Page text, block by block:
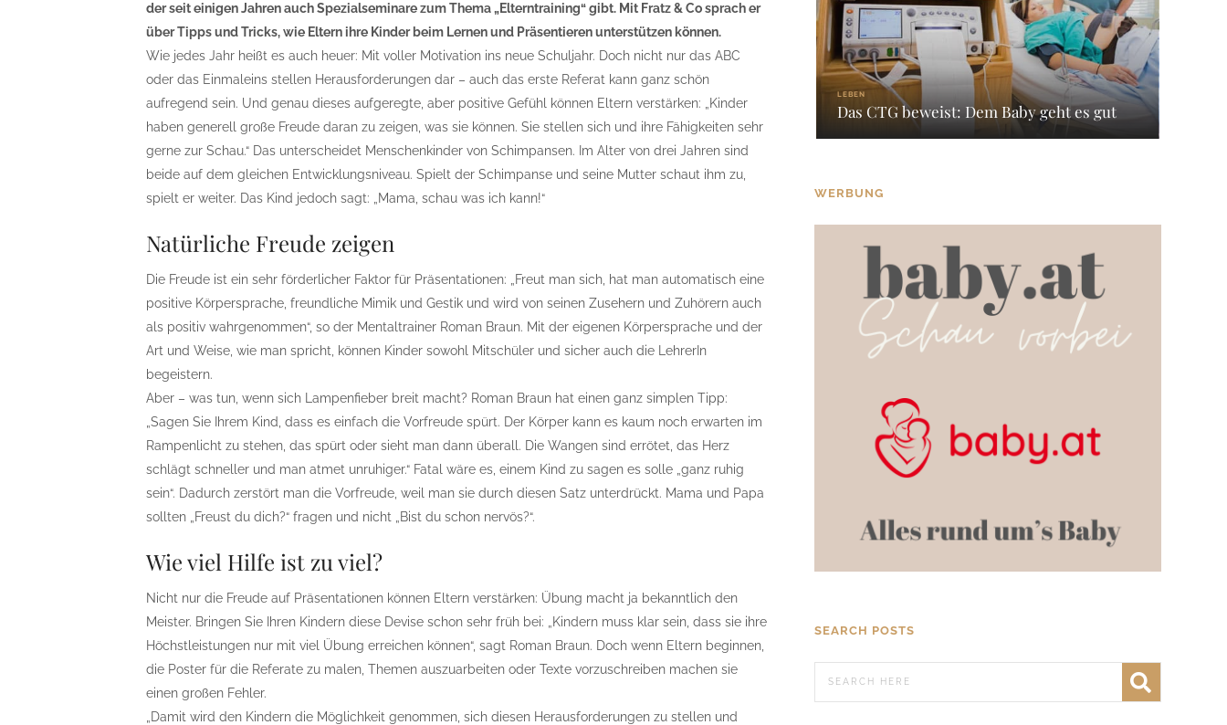
der seit einigen Jahren auch Spezialseminare zum Thema „Elterntraining“ gibt. Mit Fratz & Co sprach er
über Tipps und Tricks, wie Eltern ihre Kinder beim Lernen und Präsentieren unterstützen können.
Wie jedes Jahr heißt es auch heuer: Mit voller Motivation ins neue Schuljahr. Doch nicht nur das ABC
oder das Einmaleins stellen Herausforderungen dar – auch das erste Referat kann ganz schön
aufregend sein. Und genau dieses aufgeregte, aber positive Gefühl können Eltern verstärken: „Kinder
haben generell große Freude daran zu zeigen, was sie können. Sie stellen sich und ihre Fähigkeiten sehr
gerne zur Schau.“ Das unterscheidet Menschenkinder von Schimpansen. Im Alter von drei Jahren sind
beide auf dem gleichen Entwicklungsniveau. Spielt der Schimpanse und seine Mutter schaut ihm zu,
spielt er weiter. Das Kind jedoch sagt: „Mama, schau was ich kann!“
Natürliche Freude zeigen
Die Freude ist ein sehr förderlicher Faktor für Präsentationen: „Freut man sich, hat man automatisch eine
positive Körpersprache, freundliche Mimik und Gestik und wird von seinen Zusehern und Zuhörern auch
als positiv wahrgenommen“, so der Mentaltrainer Roman Braun. Mit der eigenen Körpersprache und der
Art und Weise, wie man spricht, können Kinder sowohl Mitschüler und sicher auch die LehrerIn
begeistern.
Aber – was tun, wenn sich Lampenfieber breit macht? Roman Braun hat einen ganz simplen Tipp:
„Sagen Sie Ihrem Kind, dass es einfach die Vorfreude spürt. Der Körper kann es kaum noch erwarten im
Rampenlicht zu stehen, das spürt oder sieht man dann überall. Die Wangen sind errötet, das Herz
schlägt schneller und man atmet unruhiger.“ Fatal wäre es, einem Kind zu sagen es solle „ganz ruhig
sein“. Dadurch zerstört man die Vorfreude, weil man sie durch diesen Satz unterdrückt. Mama und Papa
sollten „Freust du dich?“ fragen und nicht „Bist du schon nervös?“.
Wie viel Hilfe ist zu viel?
Nicht nur die Freude auf Präsentationen können Eltern verstärken: Übung macht ja bekanntlich den
Meister. Bringen Sie Ihren Kindern diese Devise schon sehr früh bei: „Kindern muss klar sein, dass sie ihre
Höchstleistungen nur mit viel Übung erreichen können“, sagt Roman Braun. Doch wenn Eltern beginnen,
die Poster für die Referate zu malen, Themen auszuarbeiten oder Texte vorzuschreiben machen sie
einen großen Fehler.
„Damit wird den Kindern die Möglichkeit genommen, sich diesen Herausforderungen zu stellen und
LEBEN
Das CTG beweist: Dem Baby geht es gut
WERBUNG
SEARCH POSTS